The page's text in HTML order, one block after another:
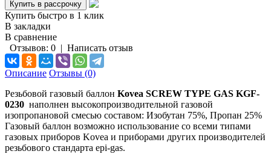
Купить быстро в 1 клик
В закладки
В сравнение
Отзывов: 0 | Написать отзыв
Описание Отзывы (0)
Резьбовой газовый баллон Kovea SCREW TYPE GAS KGF-
0230 наполнен высокопроизводительной газовой
изопропановой смесью составом: Изобутан 75%, Пропан 25%
Газовый баллон возможно использование со всеми типами
газовых приборов Kovea и приборами других производителей
резьбового стандарта epi-gas.